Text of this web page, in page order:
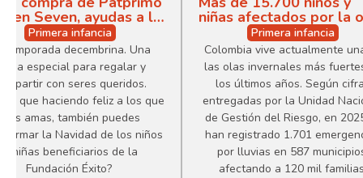
Seven, ayudas a la
infantil
Primera infancia
temporada decembrina. Una
especial para regalar y
con seres queridos.
que haciendo feliz a los que
más amas, también puedes
la Navidad de los niños
y niñas beneficiarios de la
Fundación Éxito?
niñas afectados por la
invernal en Colombia
recibieron ayudas
alimentarias de la
Fundación Éxito
Primera infancia
Colombia vive actualmente
las olas invernales más
los últimos años. Según
entregadas por la Unidad
de Gestión del Riesgo, en
han registrado 1.701
por lluvias en 587
afectando a 120 mil